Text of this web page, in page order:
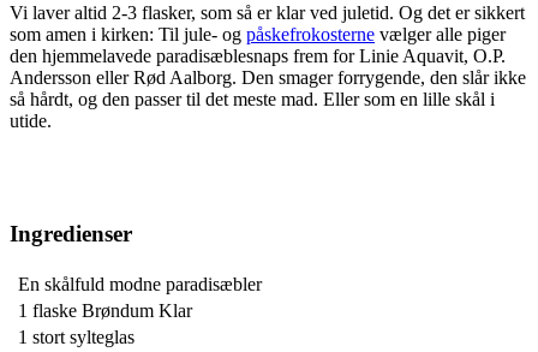
Vi laver altid 2-3 flasker, som så er klar ved juletid. Og det er sikkert
som amen i kirken: Til jule- og påskefrokosterne vælger alle piger
den hjemmelavede paradisæblesnaps frem for Linie Aquavit, O.P.
Andersson eller Rød Aalborg. Den smager forrygende, den slår ikke
så hårdt, og den passer til det meste mad. Eller som en lille skål i
utide.
Ingredienser
En skålfuld modne paradisæbler
1 flaske Brøndum Klar
1 stort sylteglas